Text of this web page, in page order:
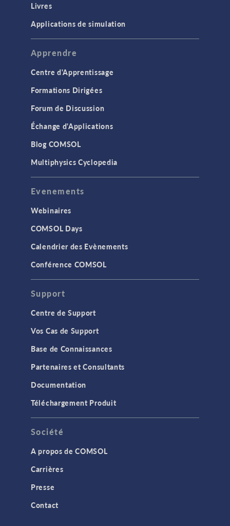
Livres
Applications de simulation
Apprendre
Centre d'Apprentissage
Formations Dirigées
Forum de Discussion
Échange d'Applications
Blog COMSOL
Multiphysics Cyclopedia
Evenements
Webinaires
COMSOL Days
Calendrier des Evènements
Conférence COMSOL
Support
Centre de Support
Vos Cas de Support
Base de Connaissances
Partenaires et Consultants
Documentation
Téléchargement Produit
Société
A propos de COMSOL
Carrières
Presse
Contact